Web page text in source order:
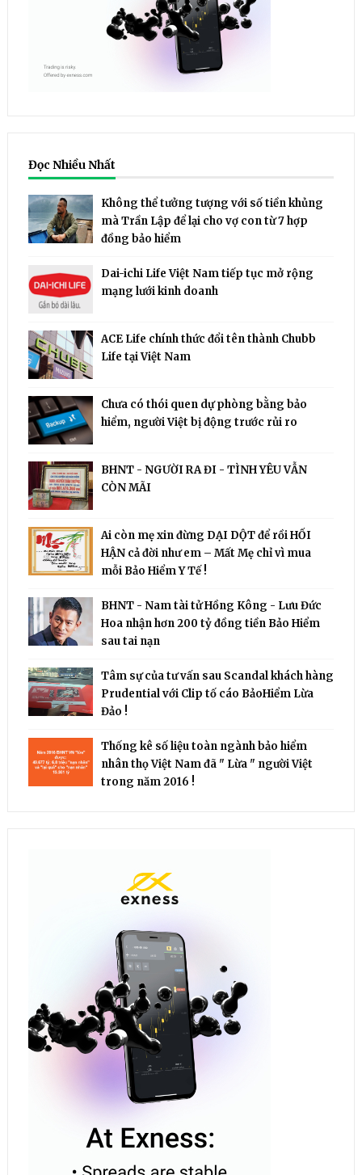
Đọc Nhiều Nhất
Không thể tưởng tượng với số tiền khủng
mà Trần Lập để lại cho vợ con từ 7 hợp
đồng bảo hiểm
Dai-ichi Life Việt Nam tiếp tục mở rộng
mạng lưới kinh doanh
ACE Life chính thức đổi tên thành Chubb
Life tại Việt Nam
Chưa có thói quen dự phòng bằng bảo
hiểm, người Việt bị động trước rủi ro
BHNT - NGƯỜI RA ĐI - TÌNH YÊU VẪN
CÒN MÃI
Ai còn mẹ xin đừng DẠI DỘT để rồi HỐI
HẬN cả đời như em – Mất Mẹ chỉ vì mua
mỗi Bảo Hiểm Y Tế !
BHNT - Nam tài tử Hồng Kông - Lưu Đức
Hoa nhận hơn 200 tỷ đồng tiền Bảo Hiểm
sau tai nạn
Tâm sự của tư vấn sau Scandal khách hàng
Prudential với Clip tố cáo BảoHiểm Lừa
Đảo !
Thống kê số liệu toàn ngành bảo hiểm
nhân thọ Việt Nam đã " Lừa " người Việt
trong năm 2016 !